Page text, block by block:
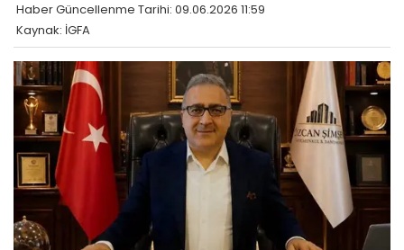
Haber Güncellenme Tarihi: 09.06.2026 11:59
Kaynak: İGFA